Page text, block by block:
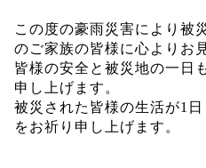
この度の豪雨災害により被
のご家族の皆様に心よりお
皆様の安全と被災地の一日
申し上げます。
被災された皆様の生活が1
をお祈り申し上げます。